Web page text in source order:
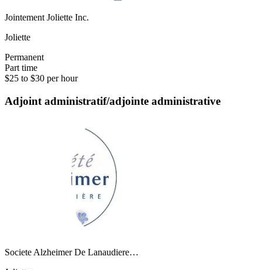
Jointement Joliette Inc.
Joliette
Permanent
Part time
$25 to $30 per hour
Adjoint administratif/adjointe administrative
Societe Alzheimer De Lanaudiere…